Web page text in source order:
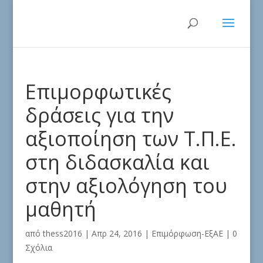
Επιμορφωτικές
δράσεις για την
αξιοποίηση των Τ.Π.Ε.
στη διδασκαλία και
στην αξιολόγηση του
μαθητή
απόthess2016 | Απρ 24, 2016 | Επιμόρφωση-ΕξΑΕ| 0
Σχόλια